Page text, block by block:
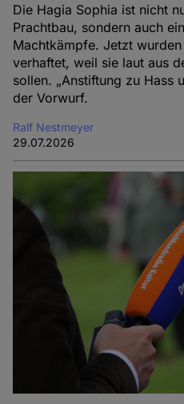
Die Hagia Sophia ist nicht
Prachtbau, sondern auch
Machtkämpfe. Jetzt
verhaftet, weil sie laut aus
sollen. „Anstiftung zu Hass
der Vorwurf.
Ralf Nestmeyer
29.07.2026